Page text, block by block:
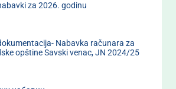
za 2026. godinu
Nabavka računara za
opštine Savski venac, JN 2024/25